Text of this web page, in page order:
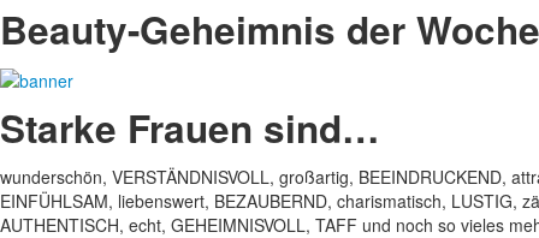
Beauty-Geheimnis der Woche
Starke Frauen sind…
wunderschön, VERSTÄNDNISVOLL, großartig, BEEINDRUCKEND,
EINFÜHLSAM, liebenswert, BEZAUBERND, charismatisch, LUSTIG,
AUTHENTISCH, echt, GEHEIMNISVOLL, TAFF und noch so vieles